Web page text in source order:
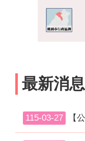
最新消息
115-03-27 【